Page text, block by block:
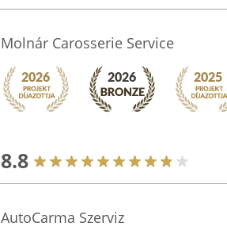
Molnár Carosserie Service
8.8
AutoCarma Szerviz